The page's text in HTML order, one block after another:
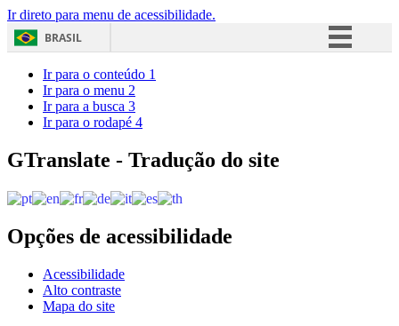
Ir direto para menu de acessibilidade.
BRASIL
Acesso à informação
Ir para o conteúdo 1
Ir para o menu 2
Ir para a busca 3
Ir para o rodapé 4
GTranslate - Tradução do site
Opções de acessibilidade
Acessibilidade
Alto contraste
Mapa do site